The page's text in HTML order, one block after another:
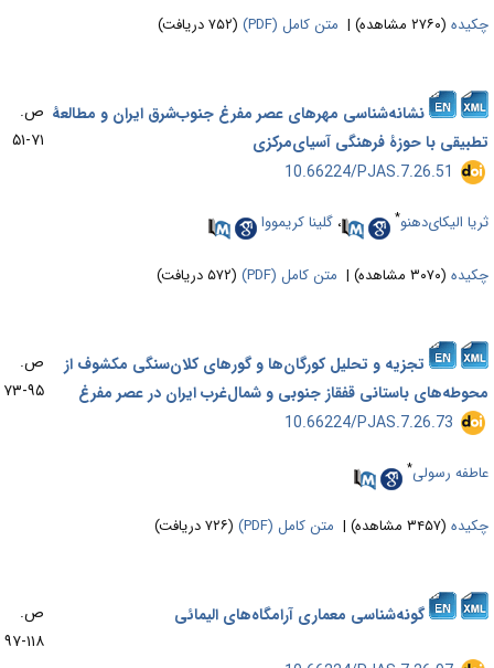
(۲۷۶۰ مشاهده) | متن کامل (PDF) (۷۵۲ دریافت)
نشانه‌شناسی مهرهای عصر مفرغ جنوب‌شرق ایران و مطالعۀ
با حوزۀ فرهنگی آسیای‌مرکزی
ص.
‎ 10.66224/PJAS.7.26.51
الیکای‌دهنو* ،گلینا کریمووا
(۳۰۷۰ مشاهده) | متن کامل (PDF) (۵۷۲ دریافت)
تجزیه و تحلیل کورگان‌ها و گورهای کلان‌سنگی مکشوف از
باستانی قفقاز جنوبی و شمال‌غرب ایران در عصر مفرغ
ص.
۹۵-۷۳
‎ 10.66224/PJAS.7.26.73
رسولی*
(۳۴۵۷ مشاهده) | متن کامل (PDF) (۷۲۶ دریافت)
گونه‌‌شناسی معماری آرامگاه‌‌های الیمائی
ص.
۱۱۸-۹۷